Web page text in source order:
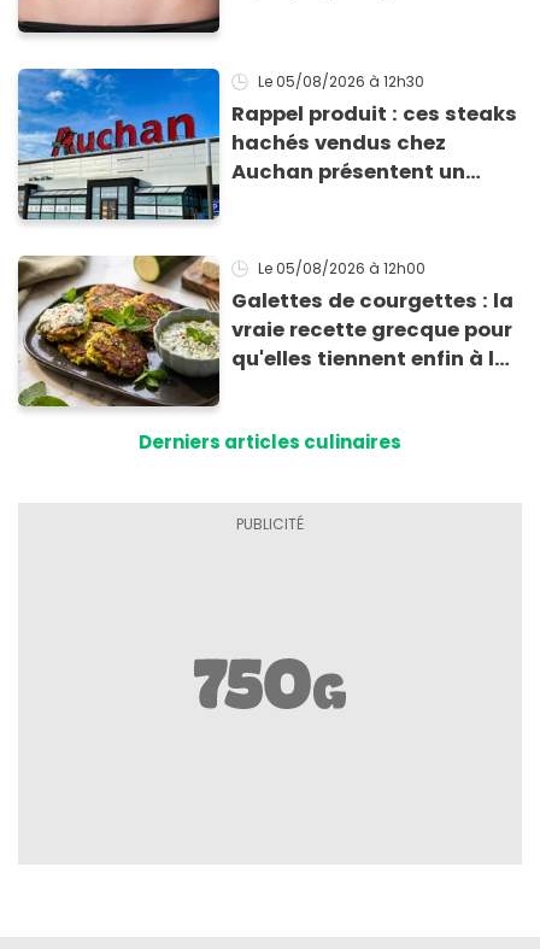
Le 05/08/2026 à 12h30
Rappel produit : ces steaks
hachés vendus chez
Auchan présentent un
Le 05/08/2026 à 12h00
Galettes de courgettes : la
vraie recette grecque pour
qu'elles tiennent enfin à la
Derniers articles culinaires